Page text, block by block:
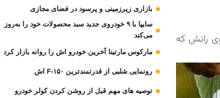
رانش که
بازاری زیرزمینی و پرسود در فضای مجازی
سایپا با ۹ خودروی جدید سبد محصولات خود را به‌روز
می‌کند
مارکوس مارتینا آخرین خودرو اش را روانه بازار کرد
رونمایی شلبی از قدرتمندترین F-۱۵۰ اش
توصیه های مهم قبل از روشن کردن کولر خودرو